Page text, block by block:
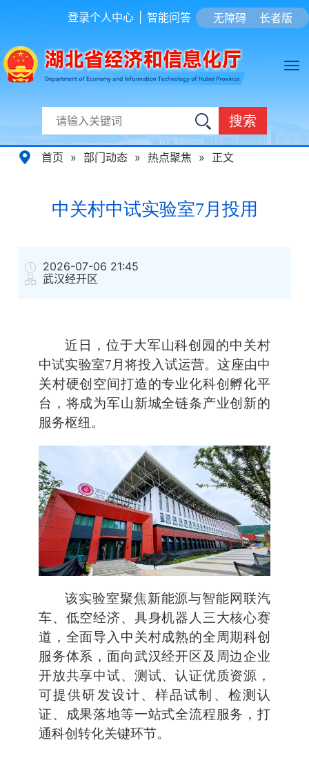
无障碍 长者版
登录个人中心 智能问答
搜索
首页 » 部门动态 » 热点聚焦 » 正文
中关村中试实验室7月投用
2026-07-06 21:45
武汉经开区
近日，位于大军山科创园的中关村
中试实验室7月将投入试运营。这座由中
关村硬创空间打造的专业化科创孵化平
台，将成为军山新城全链条产业创新的
服务枢纽。
该实验室聚焦新能源与智能网联汽
车、低空经济、具身机器人三大核心赛
道，全面导入中关村成熟的全周期科创
服务体系，面向武汉经开区及周边企业
开放共享中试、测试、认证优质资源，
可提供研发设计、样品试制、检测认
证、成果落地等一站式全流程服务，打
通科创转化关键环节。